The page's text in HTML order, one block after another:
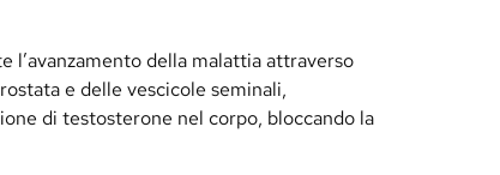
della malattia attraverso
e delle vescicole seminali,
di testosterone nel corpo, bloccando la